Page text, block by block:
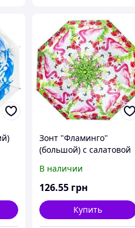
Зонт "Фламинго"
(большой) с салатовой
В наличии
126.55 грн
Купить